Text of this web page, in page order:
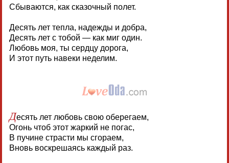
Сбываются, как сказочный полет.
Десять лет тепла, надежды и добра,
Десять лет с тобой — как миг один.
Любовь моя, ты сердцу дорога,
И этот путь навеки неделим.
Десять лет любовь свою оберегаем,
Огонь чтоб этот жаркий не погас,
В пучине страсти мы сгораем,
Вновь воскрешаясь каждый раз.